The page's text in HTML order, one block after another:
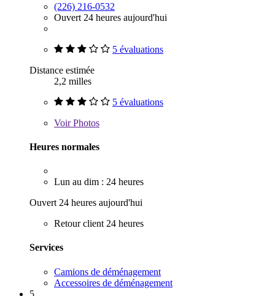
(226) 216-0532
Ouvert 24 heures aujourd'hui
5 évaluations
Distance estimée
2,2 milles
5 évaluations
VoirPhotos
Heures normales
Lun au dim : 24 heures
Ouvert 24 heures aujourd'hui
Retour client 24 heures
Services
Camions de déménagement
Accessoires de déménagement
5